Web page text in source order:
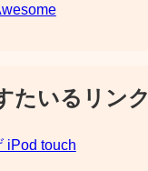
たいるリンク
iPod touch